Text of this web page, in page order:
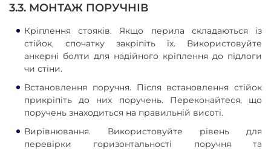
3.3. МОНТАЖ ПОРУЧНІВ
Кріплення стояків. Якщо перила складаються із
стійок, спочатку закріпіть їх. Використовуйте
анкерні болти для надійного кріплення до підлоги
чи стіни.
Встановлення поручня. Після встановлення стійок
прикріпіть до них поручень. Переконайтеся, що
поручень знаходиться на правильній висоті.
Вирівнювання. Використовуйте рівень для
перевірки горизонтальності поручня та